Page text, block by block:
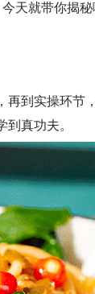
就带你揭秘
实操环节
真功夫。